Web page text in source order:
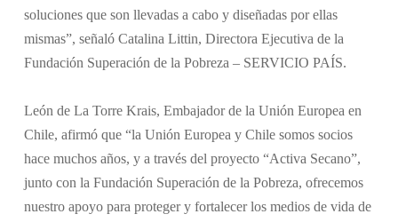
soluciones que son llevadas a cabo y diseñadas por ellas
mismas”, señaló Catalina Littin, Directora Ejecutiva de la
Fundación Superación de la Pobreza – SERVICIO PAÍS.
León de La Torre Krais, Embajador de la Unión Europea en
Chile, afirmó que “la Unión Europea y Chile somos socios
hace muchos años, y a través del proyecto “Activa Secano”,
junto con la Fundación Superación de la Pobreza, ofrecemos
nuestro apoyo para proteger y fortalecer los medios de vida de